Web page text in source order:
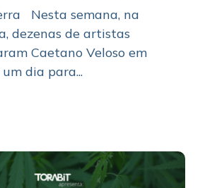
Nesta semana, na
dezenas de artistas
Caetano Veloso em
dia para...